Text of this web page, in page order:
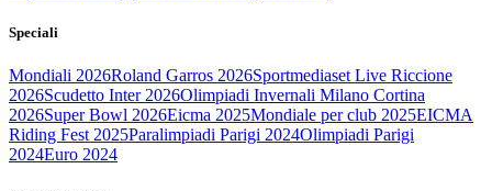
Speciali
Mondiali 2026Roland Garros 2026Sportmediaset Live Riccione
2026Scudetto Inter 2026Olimpiadi Invernali Milano Cortina
2026Super Bowl 2026Eicma 2025Mondiale per club 2025EICMA
Riding Fest 2025Paralimpiadi Parigi 2024Olimpiadi Parigi
2024Euro 2024